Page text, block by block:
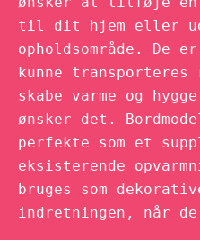
til dit hjem eller
opholdsområde. De
kunne transporteres
skabe varme og
ønsker det.
perfekte som et
eksisterende
bruges som
indretningen, når